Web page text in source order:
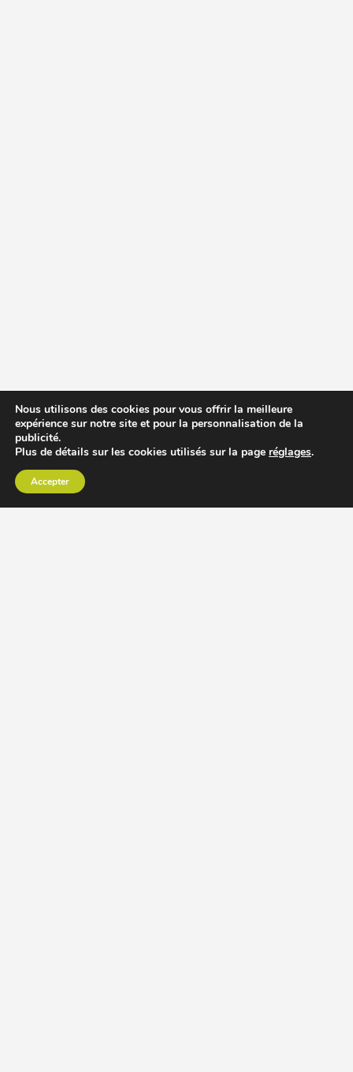
Nous utilisons des cookies pour vous offrir la meilleure
expérience sur notre site et pour la personnalisation de la
publicité.
Plus de détails sur les cookies utilisés sur la page réglages.
Accepter